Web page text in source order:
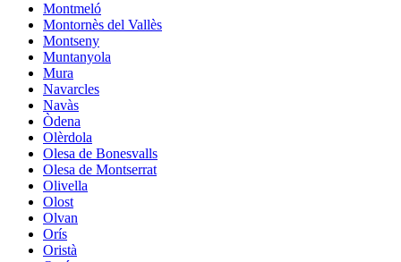
Montmeló
Montornès del Vallès
Montseny
Muntanyola
Mura
Navarcles
Navàs
Òdena
Olèrdola
Olesa de Bonesvalls
Olesa de Montserrat
Olivella
Olost
Olvan
Orís
Oristà